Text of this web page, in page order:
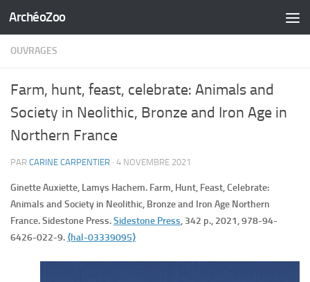
Skip to content
ArchéoZoo
OUVRAGES
Farm, hunt, feast, celebrate: Animals and
Society in Neolithic, Bronze and Iron Age in
Northern France
PAR CARINE CARPENTIER · 4 NOVEMBRE 2021
Ginette Auxiette, Lamys Hachem. Farm, Hunt, Feast, Celebrate:
Animals and Society in Neolithic, Bronze and Iron Age Northern
France. Sidestone Press.Sidestone Press, 342 p., 2021, 978-94-
6426-022-9. ⟨hal-03339095⟩